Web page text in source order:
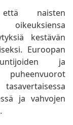
naisten
kestävän
Euroopan
ja
puheenvuorot
ja vahvojen